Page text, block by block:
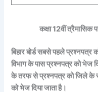
कक्षा 12वीं त्रैमासिक
बिहार बोर्ड सबसे पहले प्रश्नपत्र
विभाग के पास प्रश्नपत्र को भेज
के तरफ से प्रश्नपत्र को जिले के
को भेज दिया जाता है।